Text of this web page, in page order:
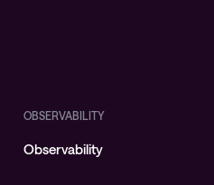
OBSERVABILITY
Observability